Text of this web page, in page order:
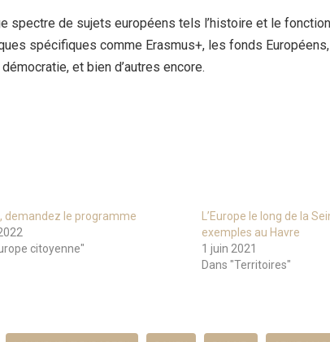
spectre de sujets européens tels l’histoire et le
spécifiques comme Erasmus+, les fonds
et bien d’autres encore.
demandez le programme
citoyenne"
L’Europe le long de la
exemples au Havre
1 juin 2021
Dans "Territoires"